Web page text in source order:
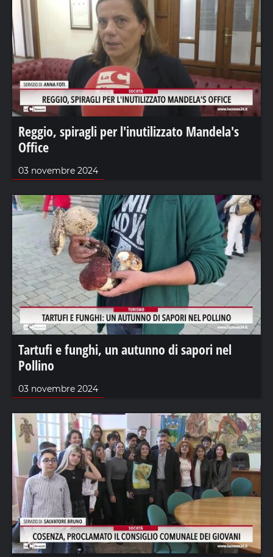
Reggio, spiragli per l'inutilizzato Mandela's
Office
03 novembre 2024
Tartufi e funghi, un autunno di sapori nel
Pollino
03 novembre 2024